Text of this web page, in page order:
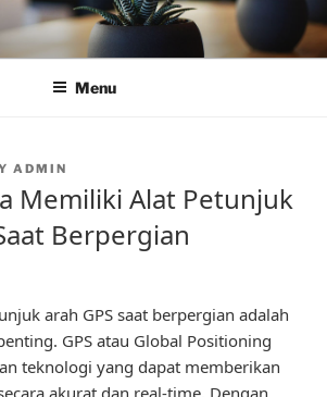
Menu
ADMIN
Memiliki Alat Petunjuk
Berpergian
arah GPS saat berpergian adalah
GPS atau Global Positioning
teknologi yang dapat memberikan